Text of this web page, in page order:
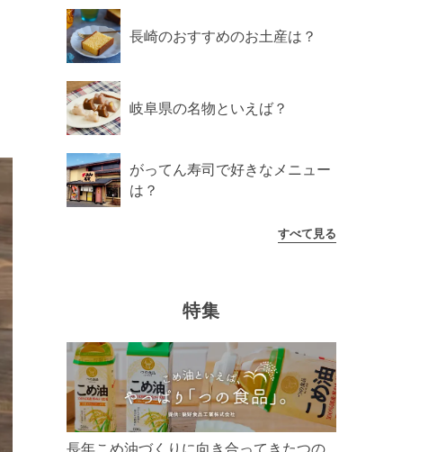
長崎のおすすめのお土産は？
岐阜県の名物といえば？
がってん寿司で好きなメニュー
は？
すべて見る
特集
長年こめ油づくりに向き合ってきたつの